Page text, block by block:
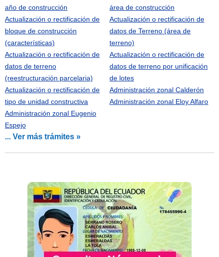
año de construcción
área de construcción
Actualización o rectificación de
bloque de construcción
(características)
Actualización o rectificación de
datos de Terreno (área de
terreno)
Actualización o rectificación de
datos de terreno
(reestructuración parcelaria)
Actualización o rectificación de
datos de terreno por unificación
de lotes
Actualización o rectificación de
tipo de unidad constructiva
Administración zonal Calderón
Administración zonal Eloy Alfaro
Administración zonal Eugenio
Espejo
... Ver más trámites »